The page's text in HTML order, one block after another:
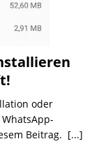
oder
Beitrag. [...]